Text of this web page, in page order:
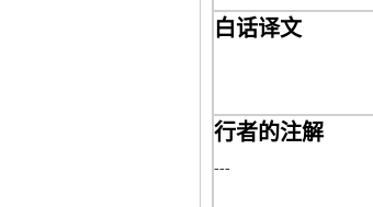
白话译文
行者的注解
---